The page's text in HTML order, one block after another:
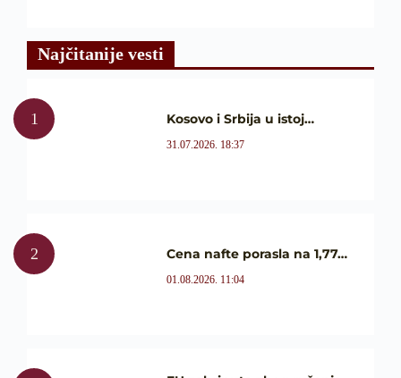
Najčitanije vesti
Kosovo i Srbija u istoj…
31.07.2026. 18:37
Cena nafte porasla na 1,77…
01.08.2026. 11:04